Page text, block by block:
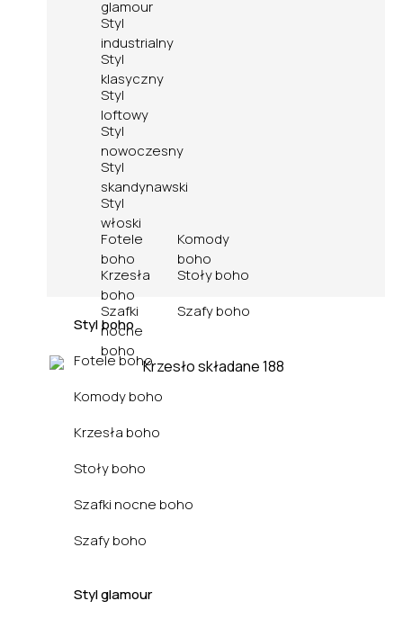
glamour
Styl
industrialny
Styl
klasyczny
Styl
loftowy
Styl
nowoczesny
Styl
skandynawski
Styl
włoski
Fotele
boho
Komody
boho
Krzesła
boho
Stoły boho
Szafki
nocne
boho
Szafy boho
Styl boho
Fotele boho
Komody boho
Krzesła boho
Stoły boho
Szafki nocne boho
Szafy boho
Styl glamour
Biuro